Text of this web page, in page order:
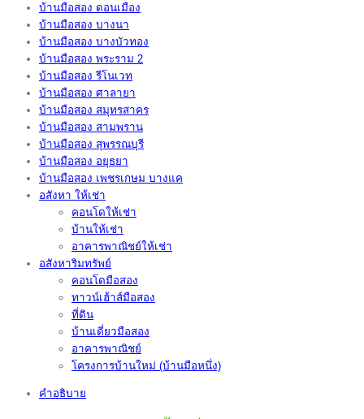
บ้านมือสอง ดอนเมือง
บ้านมือสอง บางนา
บ้านมือสอง บางบัวทอง
บ้านมือสอง พระราม 2
บ้านมือสอง รีโนเวท
บ้านมือสอง ศาลายา
บ้านมือสอง สมุทรสาคร
บ้านมือสอง สามพราน
บ้านมือสอง สุพรรณบุรี
บ้านมือสอง อยุธยา
บ้านมือสอง เพชรเกษม บางแค
อสังหา ให้เช่า
คอนโดให้เช่า
บ้านให้เช่า
อาคารพาณิชย์ให้เช่า
อสังหาริมทรัพย์
คอนโดมือสอง
ทาวน์เฮ้าส์มือสอง
ที่ดิน
บ้านเดี่ยวมือสอง
อาคารพาณิชย์
โครงการบ้านใหม่ (บ้านมือหนึ่ง)
คำอธิบาย